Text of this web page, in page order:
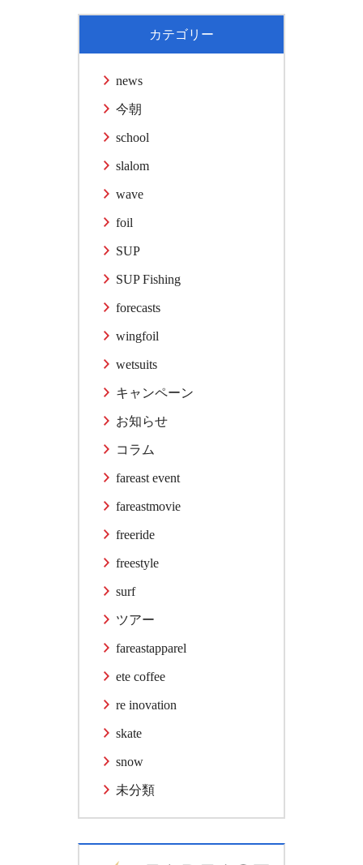
カテゴリー
news
今朝
school
slalom
wave
foil
SUP
SUP Fishing
forecasts
wingfoil
wetsuits
キャンペーン
お知らせ
コラム
fareast event
fareastmovie
freeride
freestyle
surf
ツアー
fareastapparel
ete coffee
re inovation
skate
snow
未分類